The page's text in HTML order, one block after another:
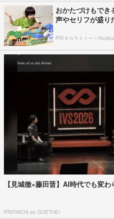
おかたづけもでき
声やセリフが盛
PR(タカラトミー｜
【見城徹×藤田晋】AI時代でも変
PR(FINCHI on GOETHE)